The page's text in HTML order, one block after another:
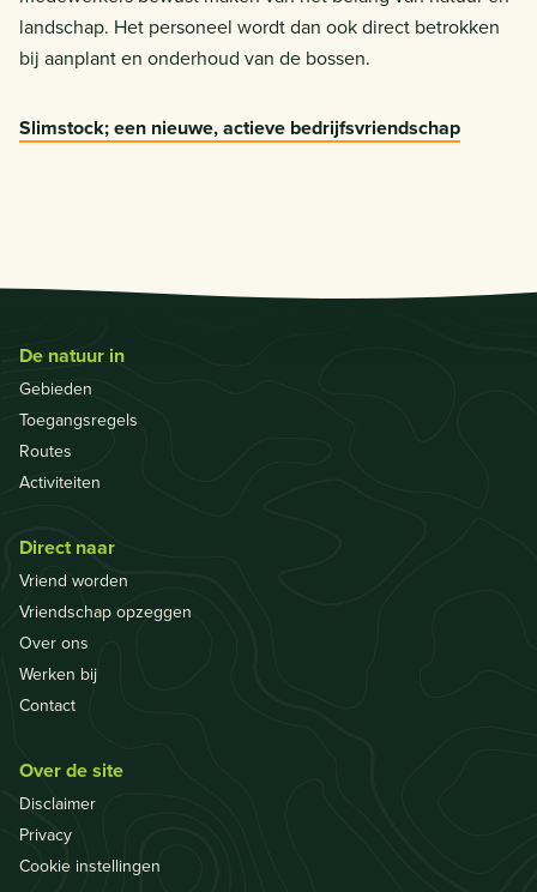
landschap. Het personeel wordt dan ook direct betrokken
bij aanplant en onderhoud van de bossen.
Slimstock; een nieuwe, actieve bedrijfsvriendschap
De natuur in
Gebieden
Toegangsregels
Routes
Activiteiten
Direct naar
Vriend worden
Vriendschap opzeggen
Over ons
Werken bij
Contact
Over de site
Disclaimer
Privacy
Cookie instellingen